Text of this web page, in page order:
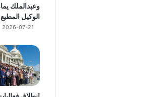
وعبدالملك
الوكيل المطيع
2026-07-21